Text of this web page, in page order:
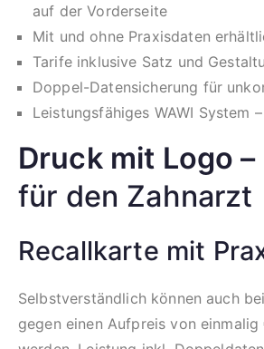
auf der Vorderseite
Mit und ohne Praxisdaten
Tarife inklusive Satz und
Doppel-Datensicherung für
Leistungsfähiges WAWI System
Druck mit Logo –
für den Zahnarzt
Recallkarte mit
Selbstverständlich können auch
gegen einen Aufpreis von